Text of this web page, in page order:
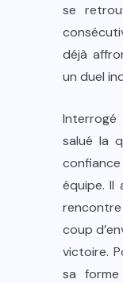
se
déjà
un duel
Interrogé
salué la
équipe. Il
coup
victoire.
sa